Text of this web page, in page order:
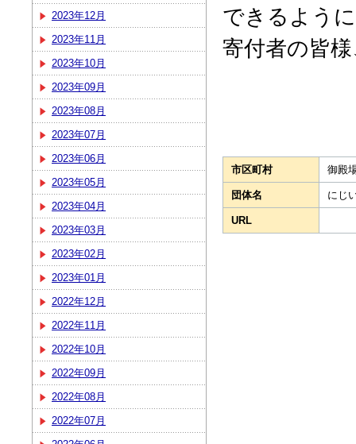
2023年12月
2023年11月
2023年10月
2023年09月
2023年08月
2023年07月
2023年06月
2023年05月
2023年04月
2023年03月
2023年02月
2023年01月
2022年12月
2022年11月
2022年10月
2022年09月
2022年08月
2022年07月
できるよう
寄付者の皆
市区町村 御殿
団体名 にじ
URL